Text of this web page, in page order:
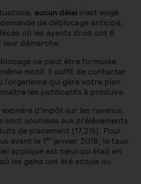
aucun délai n’est exigé
de déblocage anticipé,
où les ayants droit ont 6
démarche.
ne peut être formulée
même motif. Il suffit de contacter
qui gère votre plan
les justificatifs à produire.
d’impôt sur les revenus,
sont soumises aux prélèvements
de placement (17,2%). Pour
avant le 1er janvier 2018, le taux
appliqué est celui qui était en
les gains ont été acquis ou